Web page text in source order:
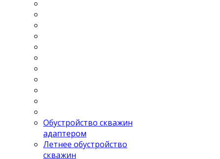
Обустройство скважин
адаптером
Летнее обустройство
скважин